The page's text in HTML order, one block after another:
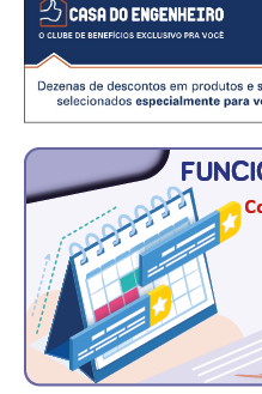
NOTÍCIAS NO WHATSAPP
FOTOS
PUBLICAÇÕES
PUBLICIDADE
MANUAL DE REDAÇÃO
RELEASES
CONTATO
CADASTRO